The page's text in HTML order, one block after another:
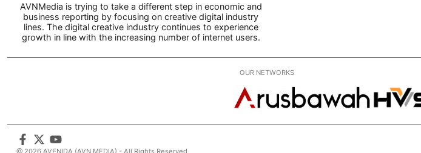
AVNMedia is trying to take a different step in economic and
business reporting by focusing on creative digital industry
lines. The digital creative industry continues to experience
growth in line with the increasing number of internet users.
OUR NETWORKS
@ 2026 AVENIDA (AVN MEDIA) - All Rights Reserved